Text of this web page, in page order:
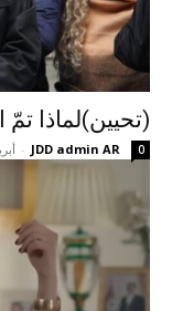
(تحيين)لماذا
JDD admin AR
- أبريل 0